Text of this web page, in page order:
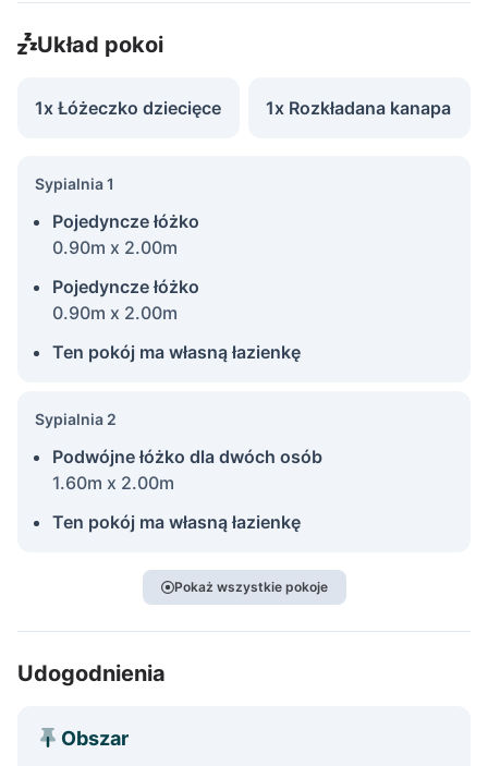
Układ pokoi
1x Łóżeczko dziecięce 1x Rozkładana kanapa
Sypialnia 1
Pojedyncze łóżko
0.90m x 2.00m
Pojedyncze łóżko
0.90m x 2.00m
Ten pokój ma własną łazienkę
Sypialnia 2
Podwójne łóżko dla dwóch osób
1.60m x 2.00m
Ten pokój ma własną łazienkę
Pokaż wszystkie pokoje
Udogodnienia
Obszar